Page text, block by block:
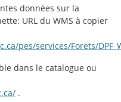
données sur la
URL du WMS à copier
pes/services/Forets/
dans le catalogue ou
.